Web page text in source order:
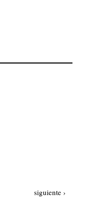
Siguiente
siguiente ›